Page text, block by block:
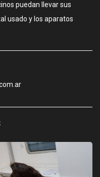
puedan llevar sus
usado y los aparatos